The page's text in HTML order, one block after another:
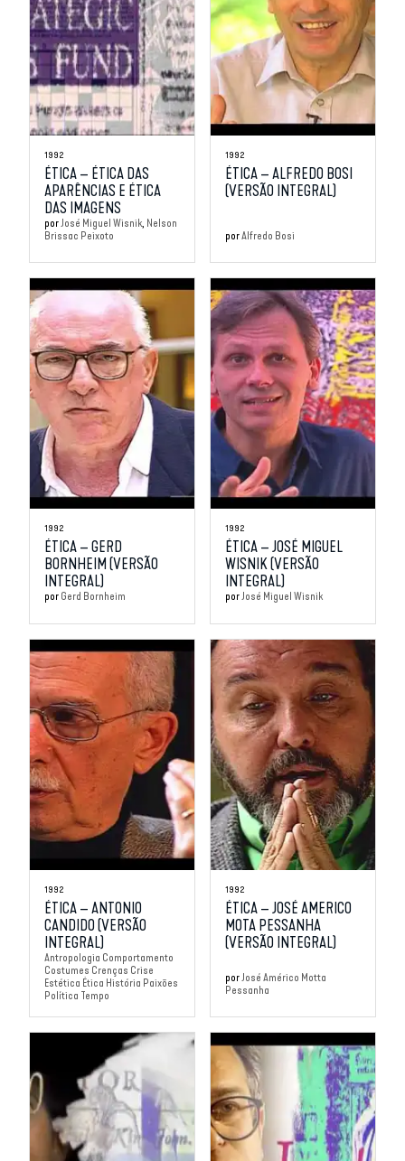
1992
ÉTICA – ÉTICA DAS
APARÊNCIAS E ÉTICA
DAS IMAGENS
porJosé Miguel Wisnik Nelson
Brissac Peixoto
1992
ÉTICA – ALFREDO BOSI
(VERSÃO INTEGRAL)
porAlfredo Bosi
1992
ÉTICA – GERD
BORNHEIM (VERSÃO
INTEGRAL)
por Gerd Bornheim
1992
ÉTICA – JOSÉ MIGUEL
WISNIK (VERSÃO
INTEGRAL)
porJosé Miguel Wisnik
1992
ÉTICA – ANTONIO
CANDIDO (VERSÃO
INTEGRAL)
Antropologia Comportamento
Costumes Crenças Crise
Estética Ética História Paixões
Política Tempo
1992
ÉTICA – JOSÉ AMERICO
MOTA PESSANHA
(VERSÃO INTEGRAL)
por José Américo Motta
Pessanha